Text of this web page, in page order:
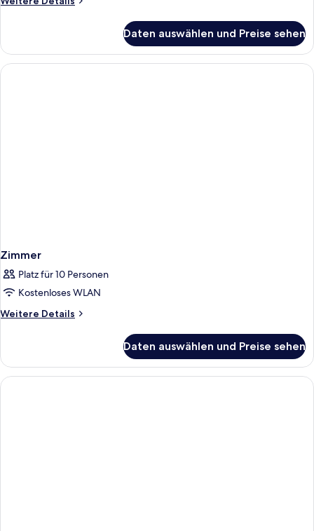
View
Double
Room
with
Daten auswählen und Preise sehen
Zimmer
Platz für 10 Personen
Kostenloses WLAN
Weitere Details
Weitere
Daten auswählen und Preise sehen